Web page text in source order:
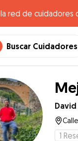
la red de cuidadores
Buscar Cuidadores
David
1